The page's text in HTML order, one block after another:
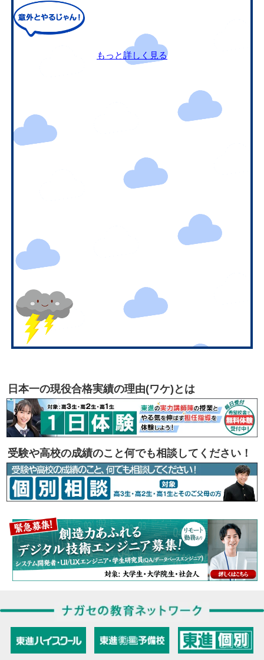
もっと詳しく見る
日本一の現役合格実績の理由(ワケ)とは
受験や高校の成績のこと何でも相談してください！